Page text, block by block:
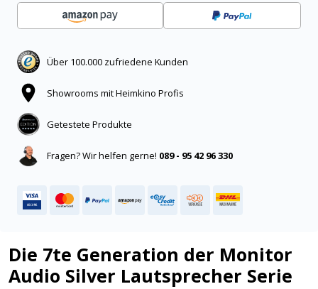
Über 100.000 zufriedene Kunden
Showrooms mit Heimkino Profis
Getestete Produkte
Fragen? Wir helfen gerne! 089 - 95 42 96 330
Die 7te Generation der Monitor
Audio Silver Lautsprecher Serie